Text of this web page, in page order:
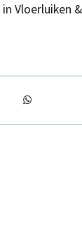
in Vloerluiken